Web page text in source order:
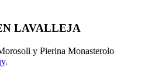
LAVALLEJA
y Pierina Monasterolo
.